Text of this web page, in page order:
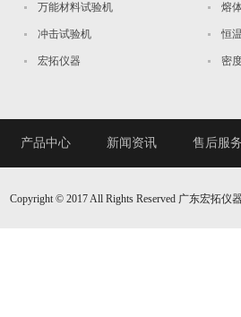
万能材料试验机 熔
冲击试验机 恒
宏拓仪器 密
产品中心 新闻资讯 售后服
Copyright © 2017 All Rights Reserved 广东宏拓